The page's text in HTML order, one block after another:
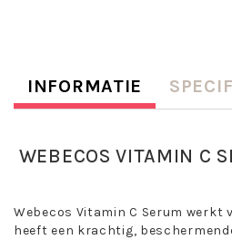
INFORMATIE
WEBECOS VITAMIN C
Webecos Vitamin C Serum werkt
heeft een krachtig,